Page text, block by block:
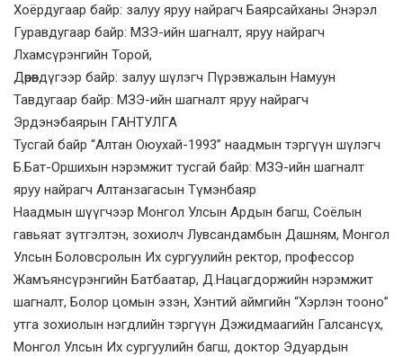
Хоёрдугаар байр: залуу яруу найрагч Баярсайханы Энэрэл
Гуравдугаар байр: МЗЭ-ийн шагналт, яруу найрагч
Лхамсүрэнгийн Торой,
Дөрөвдүгээр байр: залуу шүлэгч Пүрэвжалын Намуун
Тавдугаар байр: МЗЭ-ийн шагналт яруу найрагч
Эрдэнэбаярын ГАНТУЛГА
Тусгай байр “Алтан Оюухай-1993” наадмын тэргүүн шүлэгч
Б.Бат-Оршихын нэрэмжит тусгай байр: МЗЭ-ийн шагналт
яруу найрагч Алтанзагасын Түмэнбаяр
Наадмын шүүгчээр Монгол Улсын Ардын багш, Соёлын
гавьяат зүтгэлтэн, зохиолч Лувсандамбын Дашням, Монгол
Улсын Боловсролын Их сургуулийн ректор, профессор
Жамъянсүрэнгийн Батбаатар, Д.Нацагдоржийн нэрэмжит
шагналт, Болор цомын эзэн, Хэнтий аймгийн “Хэрлэн тооно”
утга зохиолын нэгдлийн тэргүүн Дэжидмаагийн Галсансүх,
Монгол Улсын Их сургуулийн багш, доктор Эдуардын